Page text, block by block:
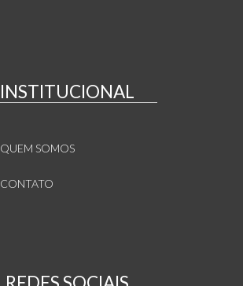
INSTITUCIONAL
QUEM SOMOS
CONTATO